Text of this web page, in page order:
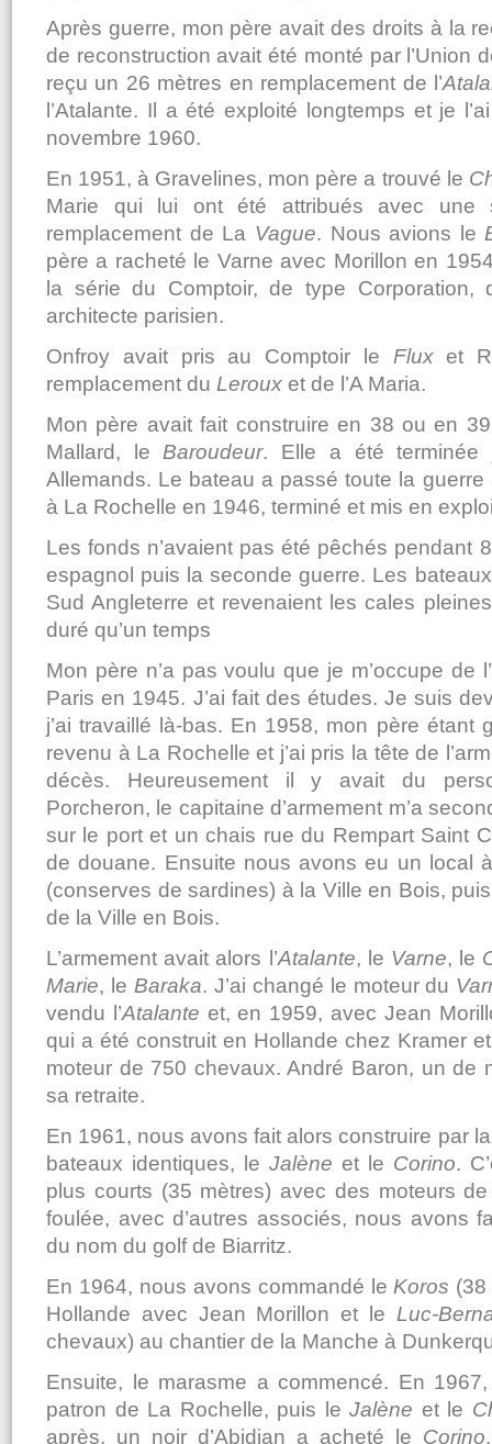
Après guerre, mon père avait des droits à la
de reconstruction avait été monté par l’Union
reçu un 26 mètres en remplacement de l’
l’Atalante. Il a été exploité longtemps et je
novembre 1960.
En 1951, à Gravelines, mon père a trouvé le
Marie qui lui ont été attribués avec une
remplacement de La Vague. Nous avions le
père a racheté le Varne avec Morillon en
la série du Comptoir, de type Corporation,
architecte parisien.
Onfroy avait pris au Comptoir le Fluxet
remplacement du Leroux et de l’A Maria.
Mon père avait fait construire en 38 ou en
Mallard, le Baroudeur. Elle a été terminée
Allemands. Le bateau a passé toute la
à La Rochelle en 1946, terminé et mis en
Les fonds n’avaient pas été pêchés pendant
espagnol puis la seconde guerre. Les
Sud Angleterre et revenaient les cales
duré qu’un temps
Mon père n’a pas voulu que je m’occupe de
Paris en 1945. J’ai fait des études. Je suis
j’ai travaillé là-bas. En 1958, mon père étant
revenu à La Rochelle et j’ai pris la tête de
décès. Heureusement il y avait du
Porcheron, le capitaine d’armement m’a
sur le port et un chais rue du Rempart Saint
de douane. Ensuite nous avons eu un local
(conserves de sardines) à la Ville en Bois,
de la Ville en Bois.
L’armement avait alors l’Atalante, le Varne, le
Marie, le Baraka. J’ai changé le moteur du
vendu l’Atalante et, en 1959, avec Jean
qui a été construit en Hollande chez Kramer
moteur de 750 chevaux. André Baron, un de
sa retraite.
En 1961, nous avons fait alors construire par
bateaux identiques, le Jalène et le Corino.
plus courts (35 mètres) avec des moteurs
foulée, avec d’autres associés, nous avons
du nom du golf de Biarritz.
En 1964, nous avons commandé le Koros
Hollande avec Jean Morillon et le Luc-
chevaux) au chantier de la Manche à
Ensuite, le marasme a commencé. En
patron de La Rochelle, puis leJalène et le
après, un noir d’Abidjan a acheté le Corino